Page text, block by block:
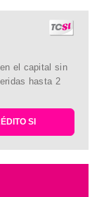
el capital sin
hasta 2
SI